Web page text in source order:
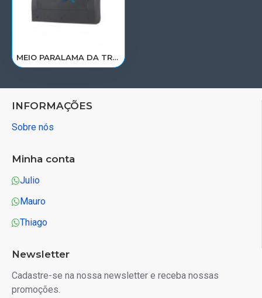
MEIO PARALAMA DA TRACAO TRAS VOLVO FHD13A/FH4 LD E LE 21094394
INFORMAÇÕES
Sobre nós
Minha conta
Julio
Mauro
Thiago
Newsletter
Cadastre-se na nossa newsletter e receba nossas
promoções.